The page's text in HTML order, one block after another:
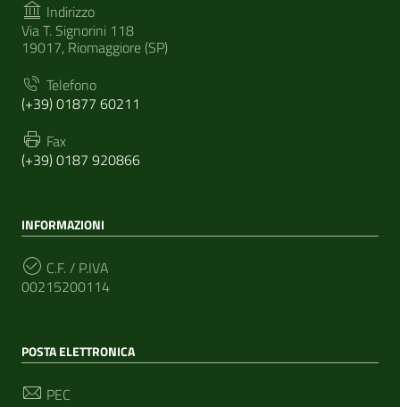
Indirizzo
Via T. Signorini 118
19017, Riomaggiore (SP)
Telefono
(+39) 01877 60211
Fax
(+39) 0187 920866
INFORMAZIONI
C.F. / P.IVA
00215200114
POSTA ELETTRONICA
PEC